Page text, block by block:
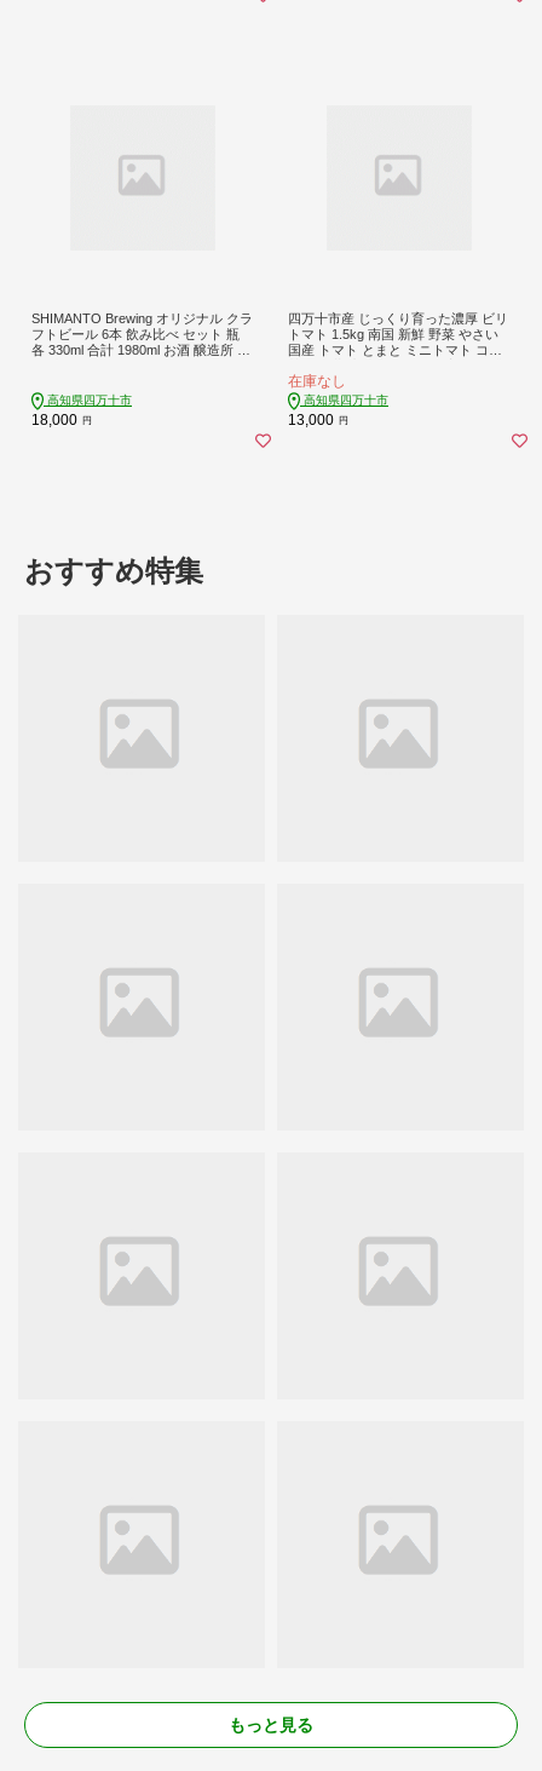
SHIMANTO Brewing オリジナル クラ
フトビール 6本 飲み比べ セット 瓶
各 330ml 合計 1980ml お酒 醸造所 直
贈答 高知 四万十 しまんと 26-0035
高知県四万十市
18,000 円
四万十市産 じっくり育った濃厚 ビリ
トマト 1.5kg 南国 新鮮 野菜 やさい
国産 トマト とまと ミニトマト コク
家直送 高知県 高知 四万十市 四万十
しまんと 【12月中旬～5月下旬に発
送】26-86
在庫なし
高知県四万十市
13,000 円
おすすめ特集
もっと見る